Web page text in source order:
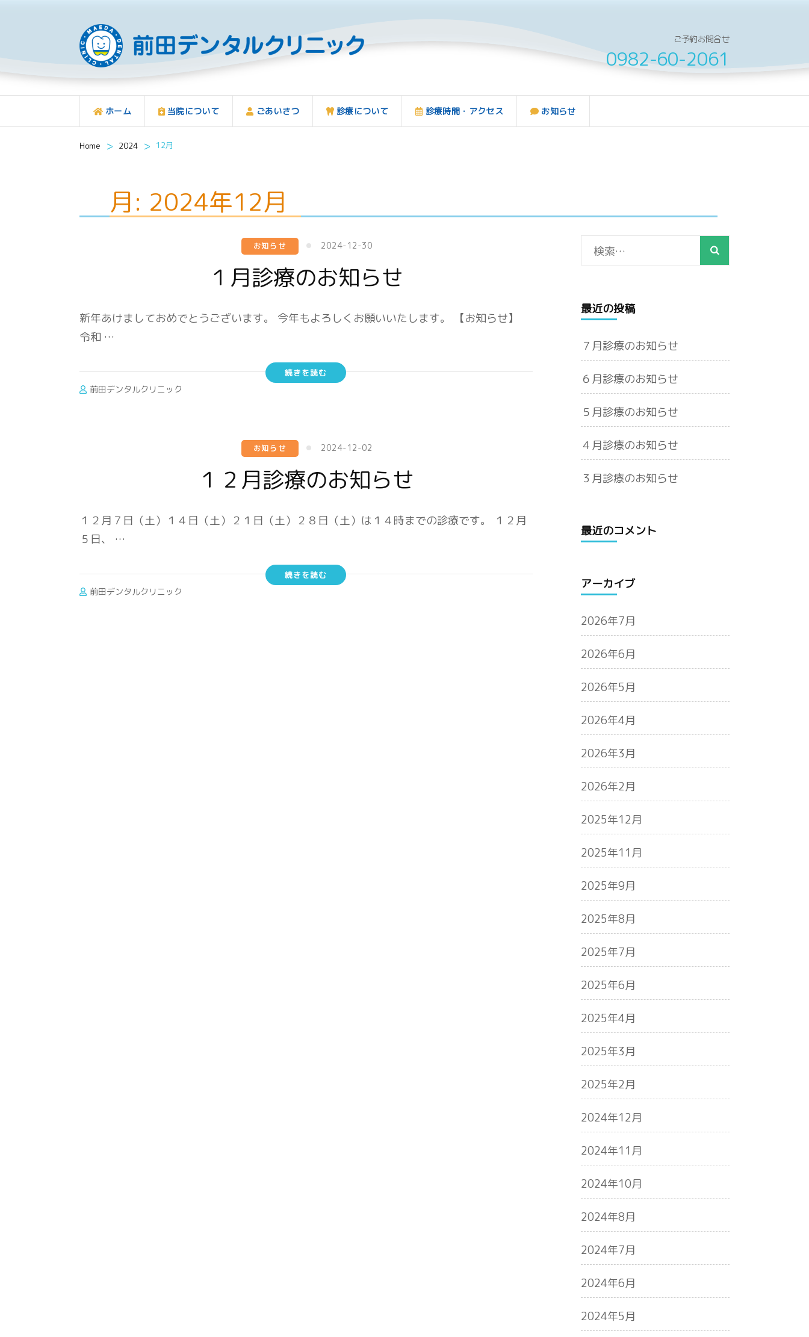
ご予約お問合せ
0982-60-2061
ホーム 当院について ごあいさつ 診療について 診療時間・アクセス お知らせ
Home > 2024 > 12月
月: 2024年12月
お知らせ 2024-12-30
１月診療のお知らせ
新年あけましておめでとうございます。 今年もよろしくお願いいたします。 【お知らせ】
令和 …
続きを読む
前田デンタルクリニック
お知らせ 2024-12-02
１２月診療のお知らせ
１２月７日（土）１４日（土）２１日（土）２８日（土）は１４時までの診療です。 １２月
５日、 …
続きを読む
前田デンタルクリニック
検
索:
最近の投稿
７月診療のお知らせ
６月診療のお知らせ
５月診療のお知らせ
４月診療のお知らせ
３月診療のお知らせ
最近のコメント
アーカイブ
2026年7月
2026年6月
2026年5月
2026年4月
2026年3月
2026年2月
2025年12月
2025年11月
2025年9月
2025年8月
2025年7月
2025年6月
2025年4月
2025年3月
2025年2月
2024年12月
2024年11月
2024年10月
2024年8月
2024年7月
2024年6月
2024年5月